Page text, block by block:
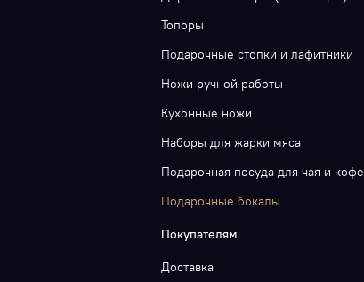
Топоры
Подарочные стопки и лафитники
Ножи ручной работы
Кухонные ножи
Наборы для жарки мяса
Подарочная посуда для чая и кофе
Подарочные бокалы
Покупателям
Доставка